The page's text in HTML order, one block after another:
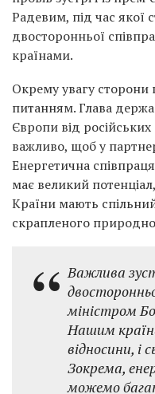
Радевим, під час якої
двосторонньої
країнами.
Окрему увагу
питанням. Глава
Європи від
важливо, щоб у
Енергетична
має великий
Країни мають
скрапленого
Важлива
міністром
Нашим
відносини, і
Зокрема,
можемо